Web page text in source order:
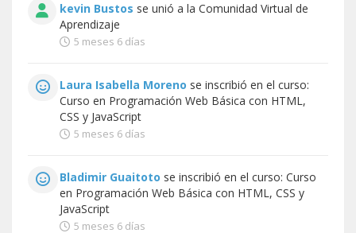
kevin Bustos se unió a la Comunidad Virtual de
Aprendizaje
5 meses 6 días
Laura Isabella Moreno se inscribió en el curso:
Curso en Programación Web Básica con HTML,
CSS y JavaScript
5 meses 6 días
Bladimir Guaitoto se inscribió en el curso: Curso
en Programación Web Básica con HTML, CSS y
JavaScript
5 meses 6 días